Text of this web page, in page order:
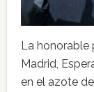
La honorable
Madrid,
en el azote